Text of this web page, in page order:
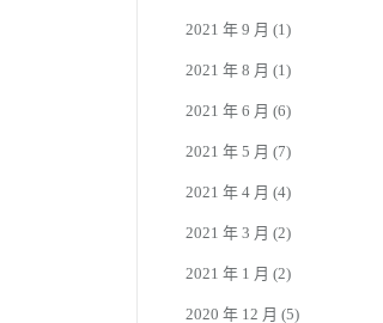
2021 年 9 月 (1)
2021 年 8 月 (1)
2021 年 6 月 (6)
2021 年 5 月 (7)
2021 年 4 月 (4)
2021 年 3 月 (2)
2021 年 1 月 (2)
2020 年 12 月 (5)